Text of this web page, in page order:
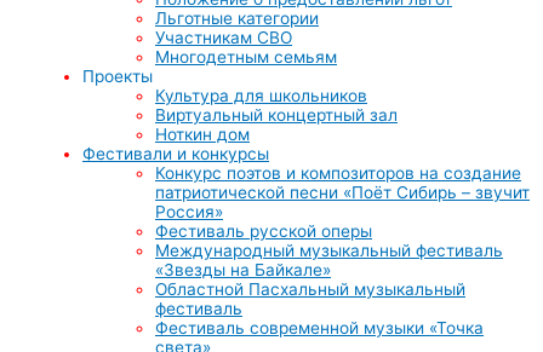
Льготные категории
Участникам СВО
Многодетным семьям
Проекты
Культура для школьников
Виртуальный концертный зал
Ноткин дом
Фестивали и конкурсы
Конкурс поэтов и композиторов на создание
патриотической песни «Поёт Сибирь – звучит
Россия»
Фестиваль русской оперы
Международный музыкальный фестиваль
«Звезды на Байкале»
Областной Пасхальный музыкальный
фестиваль
Фестиваль современной музыки «Точка
света»